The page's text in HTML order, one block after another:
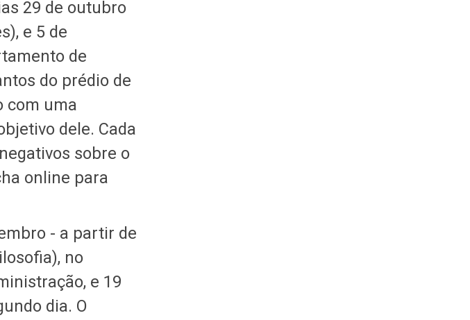
29 de outubro
e 5 de
de
do prédio de
com uma
dele. Cada
sobre o
online para
- a partir de
no
e 19
dia. O